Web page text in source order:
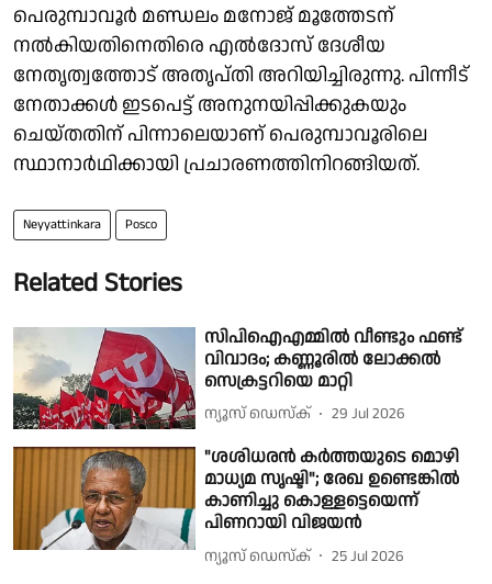
പെരുമ്പാവൂർ മണ്ഡലം മനോജ് മൂത്തേടന്
നൽകിയതിനെതിരെ എൽദോസ് ദേശീയ
നേതൃത്വത്തോട് അതൃപ്തി അറിയിച്ചിരുന്നു. പിന്നീട്
നേതാക്കൾ ഇടപെട്ട് അനുനയിപ്പിക്കുകയും
ചെയ്തതിന് പിന്നാലെയാണ് പെരുമ്പാവൂരിലെ
സ്ഥാനാർഥിക്കായി പ്രചാരണത്തിനിറങ്ങിയത്.
Neyyattinkara Posco
Related Stories
സിപിഐഎമ്മില്‍ വീണ്ടും ഫണ്ട്
വിവാദം; കണ്ണൂരില്‍ ലോക്കല്‍
സെക്രട്ടറിയെ മാറ്റി
ന്യൂസ് ഡെസ്ക് 29 Jul 2026
"ശശിധരൻ കർത്തയുടെ മൊഴി
മാധ്യമ സൃഷ്ടി"; രേഖ ഉണ്ടെങ്കിൽ
കാണിച്ചു കൊള്ളട്ടെയെന്ന്
പിണറായി വിജയൻ
ന്യൂസ് ഡെസ്ക് 25 Jul 2026